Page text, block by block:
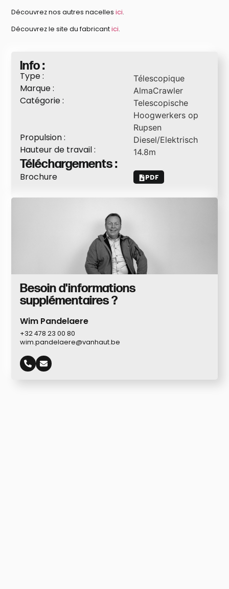
Découvrez nos autres nacellesici.
Découvrez le site du fabricantici.
Info :
Type : Télescopique
Marque : AlmaCrawler
Catégorie :
Telescopische
Hoogwerkers op
Rupsen
Propulsion : Diesel/Elektrisch
Hauteur de travail : 14.8m
Téléchargements :
Brochure PDF
Besoin d'informations
supplémentaires ?
Wim Pandelaere
+32 478 23 00 80
wim.pandelaere@vanhaut.be